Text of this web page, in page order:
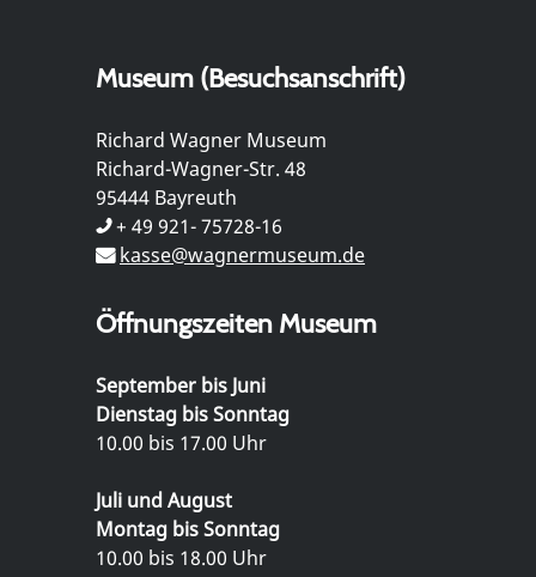
Museum (Besuchsanschrift)
Richard Wagner Museum
Richard-Wagner-Str. 48
95444 Bayreuth
+ 49 921- 75728-16
kasse@wagnermuseum.de
Öffnungszeiten Museum
September bis Juni
Dienstag bis Sonntag
10.00 bis 17.00 Uhr
Juli und August
Montag bis Sonntag
10.00 bis 18.00 Uhr